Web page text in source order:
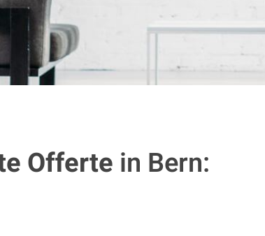
Offerte in Bern: